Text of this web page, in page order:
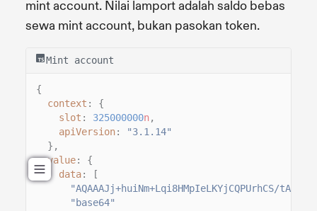
mint account. Nilai lamport adalah saldo bebas
sewa mint account, bukan pasokan token.
Mint account
{
context : {
slot : 325000000n,
apiVersion:
"3.1.14"
},
value: {
data: [
"AQAAAJj+huiNm+Lqi8HMpIeLKYjCQPUrhCS/
"base64"